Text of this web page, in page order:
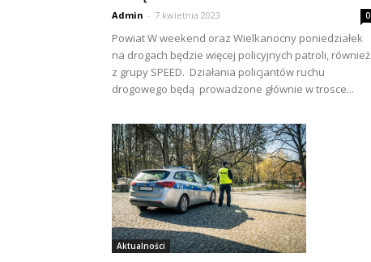
Admin - 7 kwietnia 2023 0
Powiat W weekend oraz Wielkanocny poniedziałek
na drogach będzie więcej policyjnych patroli, również
z grupy SPEED. Działania policjantów ruchu
drogowego będą prowadzone głównie w trosce...
Aktualności